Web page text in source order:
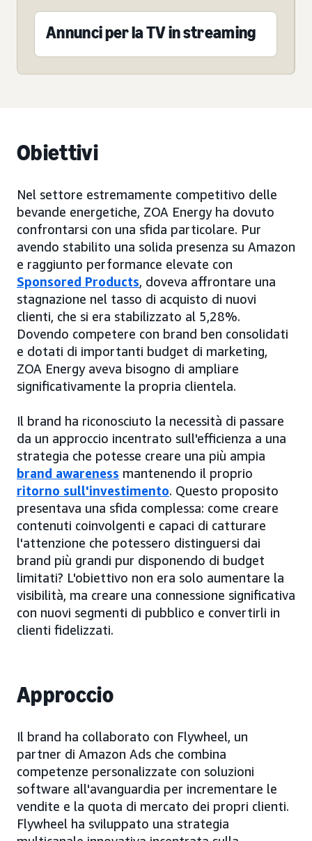
Annunci per la TV in streaming
Obiettivi
Nel settore estremamente competitivo delle
bevande energetiche, ZOA Energy ha dovuto
confrontarsi con una sfida particolare. Pur
avendo stabilito una solida presenza su Amazon
e raggiunto performance elevate con
Sponsored Products, doveva affrontare una
stagnazione nel tasso di acquisto di nuovi
clienti, che si era stabilizzato al 5,28%.
Dovendo competere con brand ben consolidati
e dotati di importanti budget di marketing,
ZOA Energy aveva bisogno di ampliare
significativamente la propria clientela.
Il brand ha riconosciuto la necessità di passare
da un approccio incentrato sull'efficienza a una
strategia che potesse creare una più ampia
brand awareness mantenendo il proprio
ritorno sull'investimento. Questo proposito
presentava una sfida complessa: come creare
contenuti coinvolgenti e capaci di catturare
l'attenzione che potessero distinguersi dai
brand più grandi pur disponendo di budget
limitati? L'obiettivo non era solo aumentare la
visibilità, ma creare una connessione significativa
con nuovi segmenti di pubblico e convertirli in
clienti fidelizzati.
Approccio
Il brand ha collaborato con Flywheel, un
partner di Amazon Ads che combina
competenze personalizzate con soluzioni
software all'avanguardia per incrementare le
vendite e la quota di mercato dei propri clienti.
Flywheel ha sviluppato una strategia